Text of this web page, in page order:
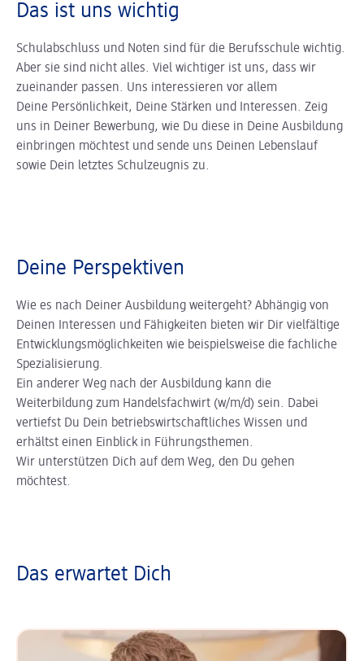
Das ist uns wichtig
Schulabschluss und Noten sind für die Berufsschule wichtig.
Aber sie sind nicht alles. Viel wichtiger ist uns, dass wir
zueinander passen. Uns interessieren vor allem
Deine Persönlichkeit, Deine Stärken und Interessen. Zeig
uns in Deiner Bewerbung, wie Du diese in Deine Ausbildung
einbringen möchtest und sende uns Deinen Lebenslauf
sowie Dein letztes Schulzeugnis zu.
Deine Perspektiven
Wie es nach Deiner Ausbildung weitergeht? Abhängig von
Deinen Interessen und Fähigkeiten bieten wir Dir vielfältige
Entwicklungsmöglichkeiten wie beispielsweise die fachliche
Spezialisierung.
Ein anderer Weg nach der Ausbildung kann die
Weiterbildung zum Handelsfachwirt (w/m/d) sein. Dabei
vertiefst Du Dein betriebswirtschaftliches Wissen und
erhältst einen Einblick in Führungsthemen.
Wir unterstützen Dich auf dem Weg, den Du gehen
möchtest.
Das erwartet Dich